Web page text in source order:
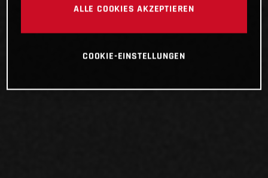
ALLE COOKIES AKZEPTIEREN
COOKIE-EINSTELLUNGEN